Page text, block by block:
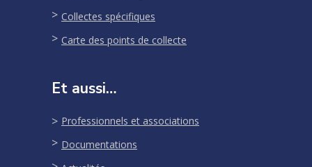
Collectes spécifiques
Carte des points de collecte
Et aussi…
Professionnels et associations
Documentations